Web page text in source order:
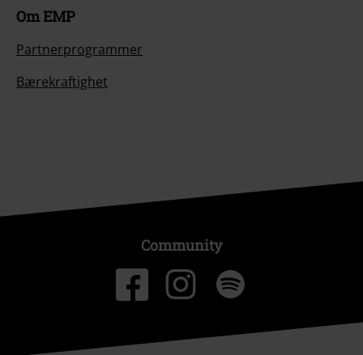
Om EMP
Partnerprogrammer
Bærekraftighet
Community